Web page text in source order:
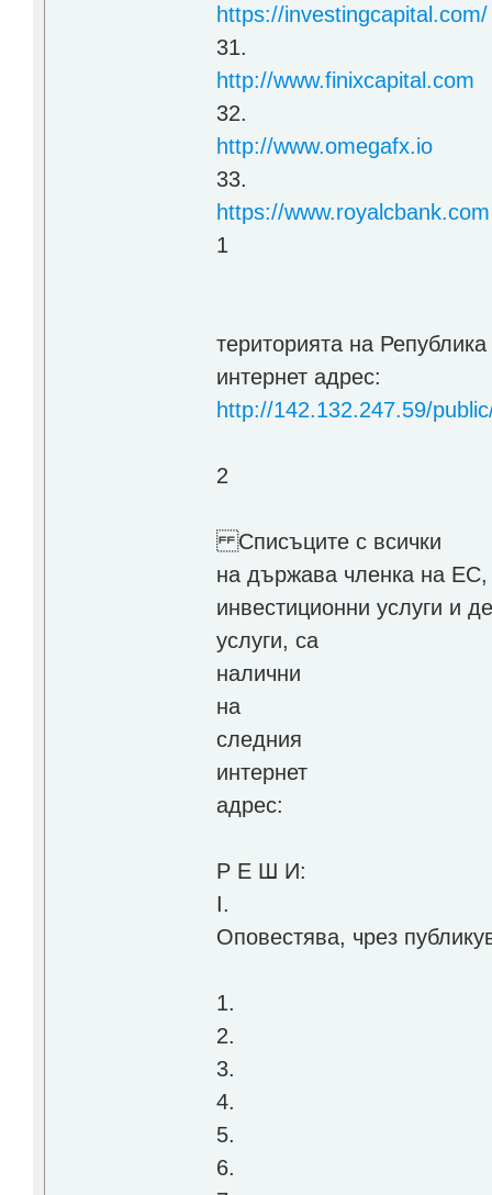
https://investingcapital.com/
31.
http://www.finixcapital.com
32.
http://www.omegafx.io
33.
https://www.royalcbank.com
1
територията на
интернет адрес:
http://142.132.247.59/
2
Списъците с всички
на държава членка на ЕС,
инвестиционни услуги и
услуги, са
налични
на
следния
интернет
адрес:
Р Е Ш И:
I.
Оповестява, чрез
1.
2.
3.
4.
5.
6.